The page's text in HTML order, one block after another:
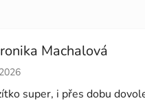
Machalová
obchodu je 5 z 5
super, i přes dobu